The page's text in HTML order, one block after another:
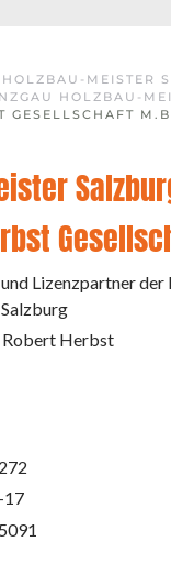
HOLZBAU-MEISTER
HOLZBAU-
GESELLSCHAFT
Lizenzpartner der
Robert Herbst
17